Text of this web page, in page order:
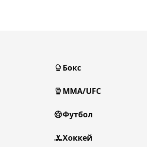
Бокс
MMA/UFC
Футбол
Хоккей